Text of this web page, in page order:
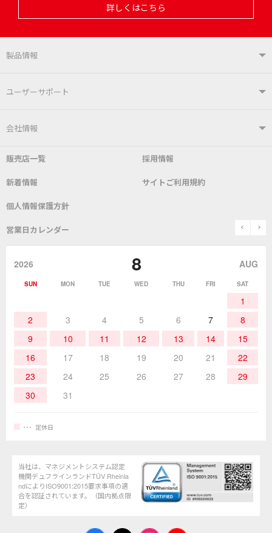
詳しくはこちら
製品情報
製品情報TOP
はんだ付けシステム
こて先 自動はんだ送り装置
表面実装/SMT関連
作業環境／材料
ユーザーサポート
ユーザーサポートTOP
よくあるご質問 デモ機貸し出しサービス
SDS(MSDS)製品
取扱説明書
該非説明発行の申込み
会社情報
会社概要 社長あいさつ
グットのあゆみ
販売店一覧 採用情報
新着情報 サイトご利用規約
個人情報保護方針
営業日カレンダー prev
2026 8 AUG
SUN MON TUE WED THU FRI SAT
1
2
3 4 5 6 7
8
9
10 11 12 13 14
15
16
17 18 19 20 21
22
23
24 25 26 27 28
29
30
31
定休日
当社は、マネジメントシステム認定
機関デュフラインランドTÜV Rheinla
ndによりISO9001:2015要求事項の適
合を認証されています。（国内拠点限
定）